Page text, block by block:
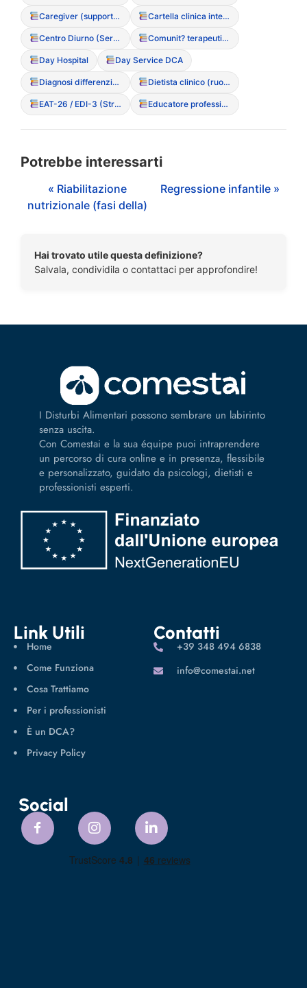
Caregiver (supporto e ruolo nel DCA) Cartella clinica integrata
Centro Diurno (Servizio semiresidenziale) Comunit? terapeutica residenziale
Day Hospital Day Service DCA
Diagnosi differenziale Dietista clinico (ruolo nell’equipe)
EAT-26 / EDI-3 (Strumenti di screening) Educatore professionale sanitario
Potrebbe interessarti
« Riabilitazione
nutrizionale (fasi della)
Regressione infantile »
Hai trovato utile questa definizione?
Salvala, condividila o contattaci per approfondire!
I Disturbi Alimentari possono sembrare un labirinto
senza uscita.
Con Comestai e la sua équipe puoi intraprendere
un percorso di cura online e in presenza, flessibile
e personalizzato, guidato da psicologi, dietisti e
professionisti esperti.
Link Utili
Home
Come Funziona
Cosa Trattiamo
Per i professionisti
È un DCA?
Privacy Policy
Contatti
‪+39 348 494 6838
info@comestai.net
Social